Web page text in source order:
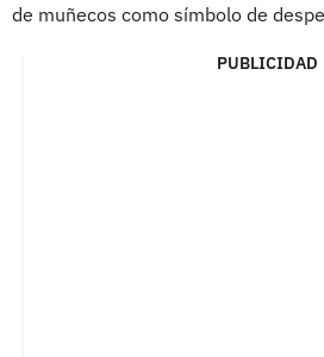
de muñecos como símbolo de
PUBLICIDAD